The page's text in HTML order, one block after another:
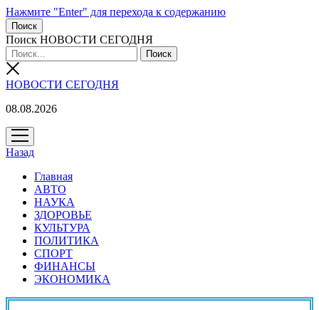
Нажмите "Enter" для перехода к содержанию
Поиск
Поиск НОВОСТИ СЕГОДНЯ
НОВОСТИ СЕГОДНЯ
08.08.2026
открыть
меню
Назад
Главная
АВТО
НАУКА
ЗДОРОВЬЕ
КУЛЬТУРА
ПОЛИТИКА
СПОРТ
ФИНАНСЫ
ЭКОНОМИКА